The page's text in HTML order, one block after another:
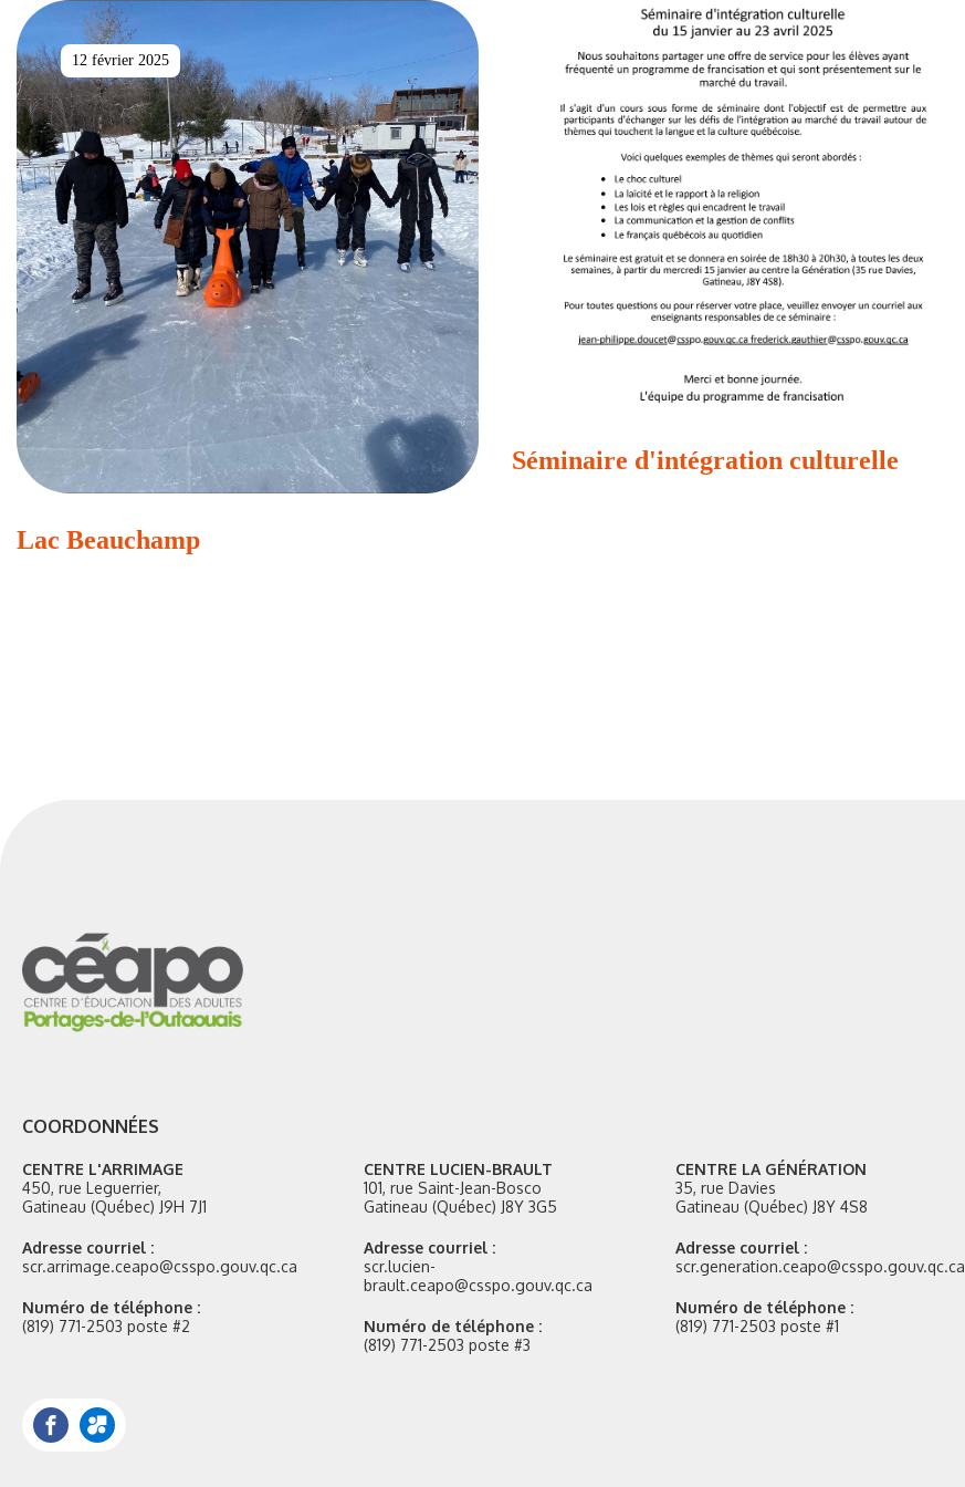
12 février 2025
Lac Beauchamp
Séminaire d'intégration culturelle
COORDONNÉES
CENTRE L'ARRIMAGE
450, rue Leguerrier,
Gatineau (Québec) J9H 7J1
Adresse courriel :
scr.arrimage.ceapo@csspo.gouv.qc.ca
Numéro de téléphone :
(819) 771-2503 poste #2
CENTRE LUCIEN-BRAULT
101, rue Saint-Jean-Bosco
Gatineau (Québec) J8Y 3G5
Adresse courriel :
scr.lucien-
brault.ceapo@csspo.gouv.qc.ca
Numéro de téléphone :
(819) 771-2503 poste #3
CENTRE LA GÉNÉRATION
35, rue Davies
Gatineau (Québec) J8Y 4S8
Adresse courriel :
scr.generation.ceapo@csspo.gouv.qc.ca
Numéro de téléphone :
(819) 771-2503 poste #1
Facebook
Portail
Mozaik